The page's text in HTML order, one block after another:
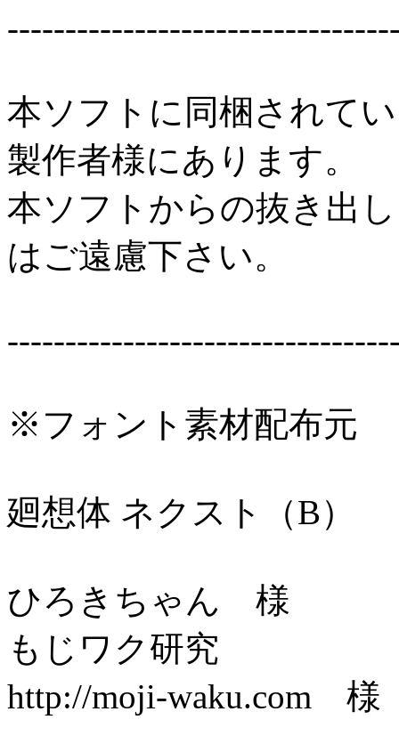
本ソフトに同梱されて
製作者様にあります。
本ソフトからの抜き出
はご遠慮下さい。
※フォント素材配布元
廻想体 ネクスト（B）
ひろきちゃん 様
もじワク研究
http://moji-waku.com 様